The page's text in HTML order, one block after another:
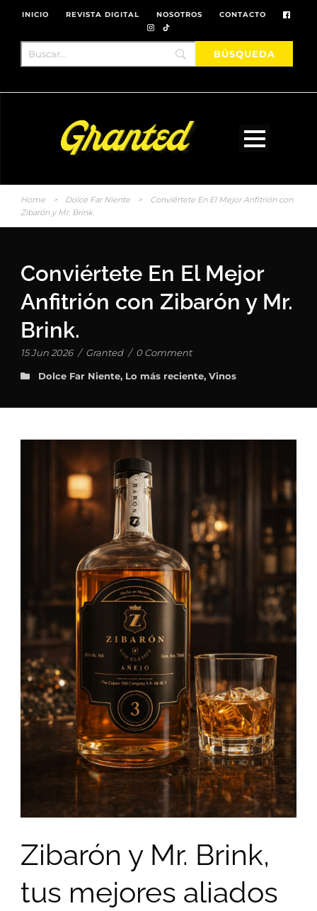
INICIO REVISTA DIGITAL NOSOTROS CONTACTO
Home > Dolce Far Niente >
Conviértete En El Mejor Anfitrión con
Zibarón y Mr. Brink.
Conviértete En El Mejor
Anfitrión con Zibarón y Mr.
Brink.
15 Jun 2026 / Granted / 0 Comment
Dolce Far Niente, Lo más reciente, Vinos
Zibarón y Mr. Brink,
tus mejores aliados